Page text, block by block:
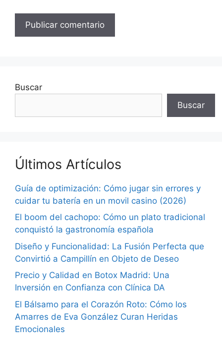
Buscar
Buscar
Últimos Artículos
Guía de optimización: Cómo jugar sin errores y
cuidar tu batería en un movil casino (2026)
El boom del cachopo: Cómo un plato tradicional
conquistó la gastronomía española
Diseño y Funcionalidad: La Fusión Perfecta que
Convirtió a Campillín en Objeto de Deseo
Precio y Calidad en Botox Madrid: Una
Inversión en Confianza con Clínica DA
El Bálsamo para el Corazón Roto: Cómo los
Amarres de Eva González Curan Heridas
Emocionales